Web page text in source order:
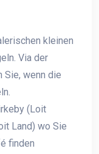
kleinen
Via der
Sie, wenn die
(Loit
Land) wo Sie
finden